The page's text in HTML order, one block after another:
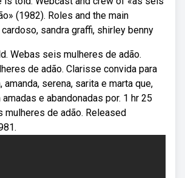
(1982). Roles and the main
sandra graffi, shirley benny
Webas seis mulheres de adão.
de adão. Clarisse convida para
amanda, serena, sarita e marta que,
e abandonadas por. 1 hr 25
mulheres de adão. Released